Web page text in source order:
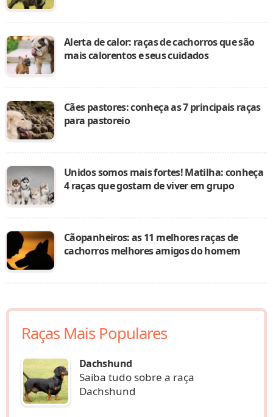
Alerta de calor: raças de cachorros que são
mais calorentos e seus cuidados
Cães pastores: conheça as 7 principais raças
para pastoreio
Unidos somos mais fortes! Matilha: conheça
4 raças que gostam de viver em grupo
Cãopanheiros: as 11 melhores raças de
cachorros melhores amigos do homem
Raças Mais Populares
Dachshund
Saiba tudo sobre a raça
Dachshund